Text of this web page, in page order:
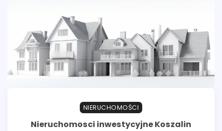
NIERUCHOMOŚCI
Nieruchomosci inwestycyjne Koszalin